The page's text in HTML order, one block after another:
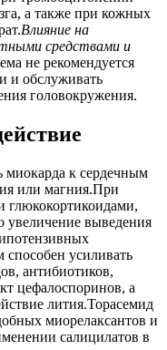
а также при кожных
Влияние на
средствами и
не рекомендуется
и обслуживать
головокружения.
миокарда к сердечным
или магния.При
глюкокортикоидами,
увеличение выведения
усиливать
антибиотиков,
цефалоспоринов, а
лития.Торасемид
миорелаксантов и
салицилатов в